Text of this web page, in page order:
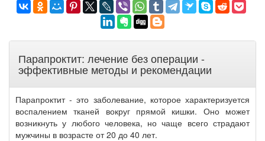
Парапроктит: лечение без операции -
эффективные методы и рекомендации
Парапроктит - это заболевание, которое характеризуется
воспалением тканей вокруг прямой кишки. Оно может
возникнуть у любого человека, но чаще всего страдают
мужчины в возрасте от 20 до 40 лет.